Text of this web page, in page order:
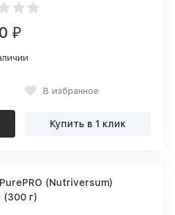
₽
В избранное
Купить в 1 клик
(Nutriversum)
г)